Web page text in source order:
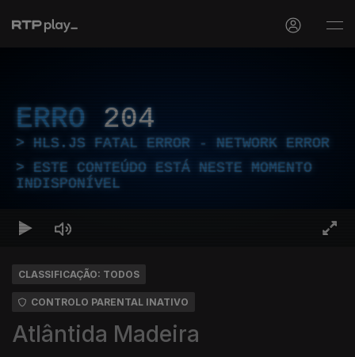
ERRO 204
HLS.JS FATAL ERROR - NETWORK ERROR
ESTE CONTEÚDO ESTÁ NESTE MOMENTO
INDISPONÍVEL
CLASSIFICAÇÃO: TODOS
CONTROLO PARENTAL INATIVO
Atlântida Madeira